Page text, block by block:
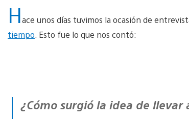
Hace unos días tuvimos la ocasión de
tiempo . Esto fue lo que nos contó:
¿Cómo surgió la idea de